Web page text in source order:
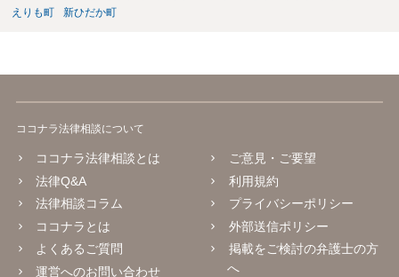
えりも町
新ひだか町
ココナラ法律相談について
ココナラ法律相談とは
法律Q&A
法律相談コラム
ココナラとは
よくあるご質問
運営へのお問い合わせ
ご意見・ご要望
利用規約
プライバシーポリシー
外部送信ポリシー
掲載をご検討の弁護士の方
へ